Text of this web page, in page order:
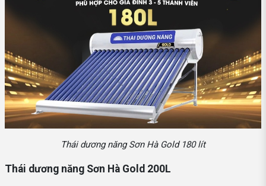
Thái dương năng Sơn Hà Gold 180 lít
Thái dương năng Sơn Hà Gold 200L